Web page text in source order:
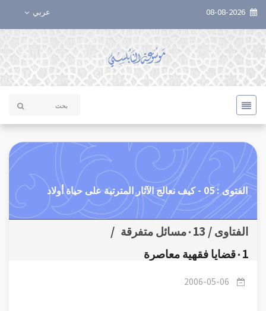
عربي
الفتوى : 05 - كيف نعالج الآثار المترتبة على حياة أولاد
الفتاوى / ٠13مسائل متفرقة
/
٠1قضايا فقهية معاصرة
2006-05-06